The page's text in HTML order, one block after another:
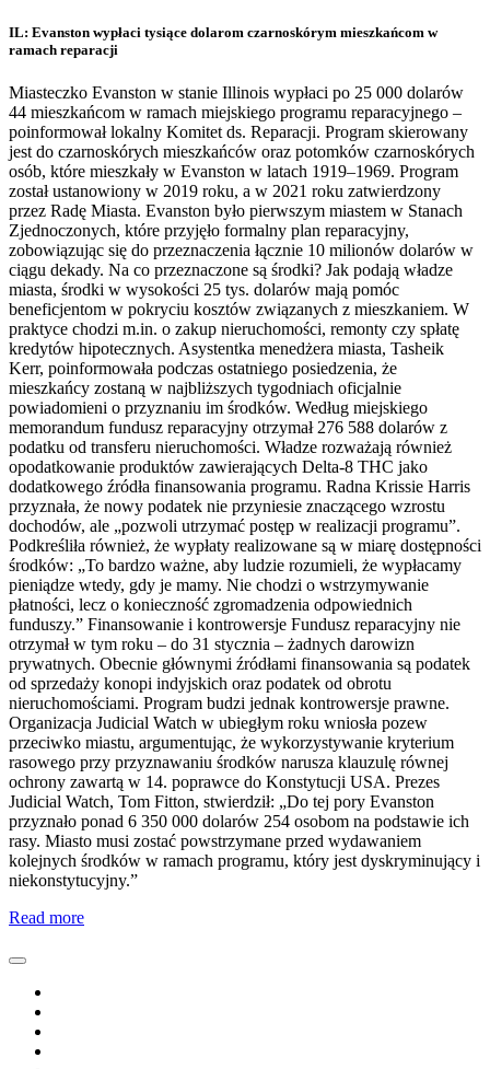
IL: Evanston wypłaci tysiące dolarom czarnoskórym mieszkańcom w
ramach reparacji
Miasteczko Evanston w stanie Illinois wypłaci po 25 000 dolarów
44 mieszkańcom w ramach miejskiego programu reparacyjnego –
poinformował lokalny Komitet ds. Reparacji. Program skierowany
jest do czarnoskórych mieszkańców oraz potomków czarnoskórych
osób, które mieszkały w Evanston w latach 1919–1969. Program
został ustanowiony w 2019 roku, a w 2021 roku zatwierdzony
przez Radę Miasta. Evanston było pierwszym miastem w Stanach
Zjednoczonych, które przyjęło formalny plan reparacyjny,
zobowiązując się do przeznaczenia łącznie 10 milionów dolarów w
ciągu dekady. Na co przeznaczone są środki? Jak podają władze
miasta, środki w wysokości 25 tys. dolarów mają pomóc
beneficjentom w pokryciu kosztów związanych z mieszkaniem. W
praktyce chodzi m.in. o zakup nieruchomości, remonty czy spłatę
kredytów hipotecznych. Asystentka menedżera miasta, Tasheik
Kerr, poinformowała podczas ostatniego posiedzenia, że
mieszkańcy zostaną w najbliższych tygodniach oficjalnie
powiadomieni o przyznaniu im środków. Według miejskiego
memorandum fundusz reparacyjny otrzymał 276 588 dolarów z
podatku od transferu nieruchomości. Władze rozważają również
opodatkowanie produktów zawierających Delta-8 THC jako
dodatkowego źródła finansowania programu. Radna Krissie Harris
przyznała, że nowy podatek nie przyniesie znaczącego wzrostu
dochodów, ale „pozwoli utrzymać postęp w realizacji programu”.
Podkreśliła również, że wypłaty realizowane są w miarę dostępności
środków: „To bardzo ważne, aby ludzie rozumieli, że wypłacamy
pieniądze wtedy, gdy je mamy. Nie chodzi o wstrzymywanie
płatności, lecz o konieczność zgromadzenia odpowiednich
funduszy.” Finansowanie i kontrowersje Fundusz reparacyjny nie
otrzymał w tym roku – do 31 stycznia – żadnych darowizn
prywatnych. Obecnie głównymi źródłami finansowania są podatek
od sprzedaży konopi indyjskich oraz podatek od obrotu
nieruchomościami. Program budzi jednak kontrowersje prawne.
Organizacja Judicial Watch w ubiegłym roku wniosła pozew
przeciwko miastu, argumentując, że wykorzystywanie kryterium
rasowego przy przyznawaniu środków narusza klauzulę równej
ochrony zawartą w 14. poprawce do Konstytucji USA. Prezes
Judicial Watch, Tom Fitton, stwierdził: „Do tej pory Evanston
przyznało ponad 6 350 000 dolarów 254 osobom na podstawie ich
rasy. Miasto musi zostać powstrzymane przed wydawaniem
kolejnych środków w ramach programu, który jest dyskryminujący i
niekonstytucyjny.”
Read more